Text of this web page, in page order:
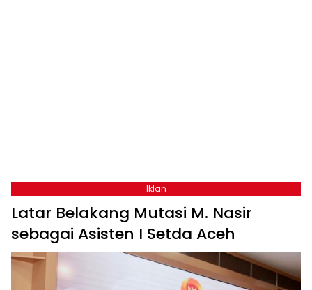
Iklan
Latar Belakang Mutasi M. Nasir
sebagai Asisten I Setda Aceh